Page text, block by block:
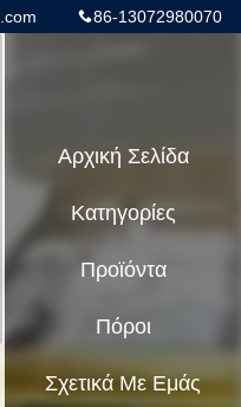
86-13072980070
Αρχική Σελίδα
Κατηγορίες
Προϊόντα
Πόροι
Σχετικά Με Εμάς